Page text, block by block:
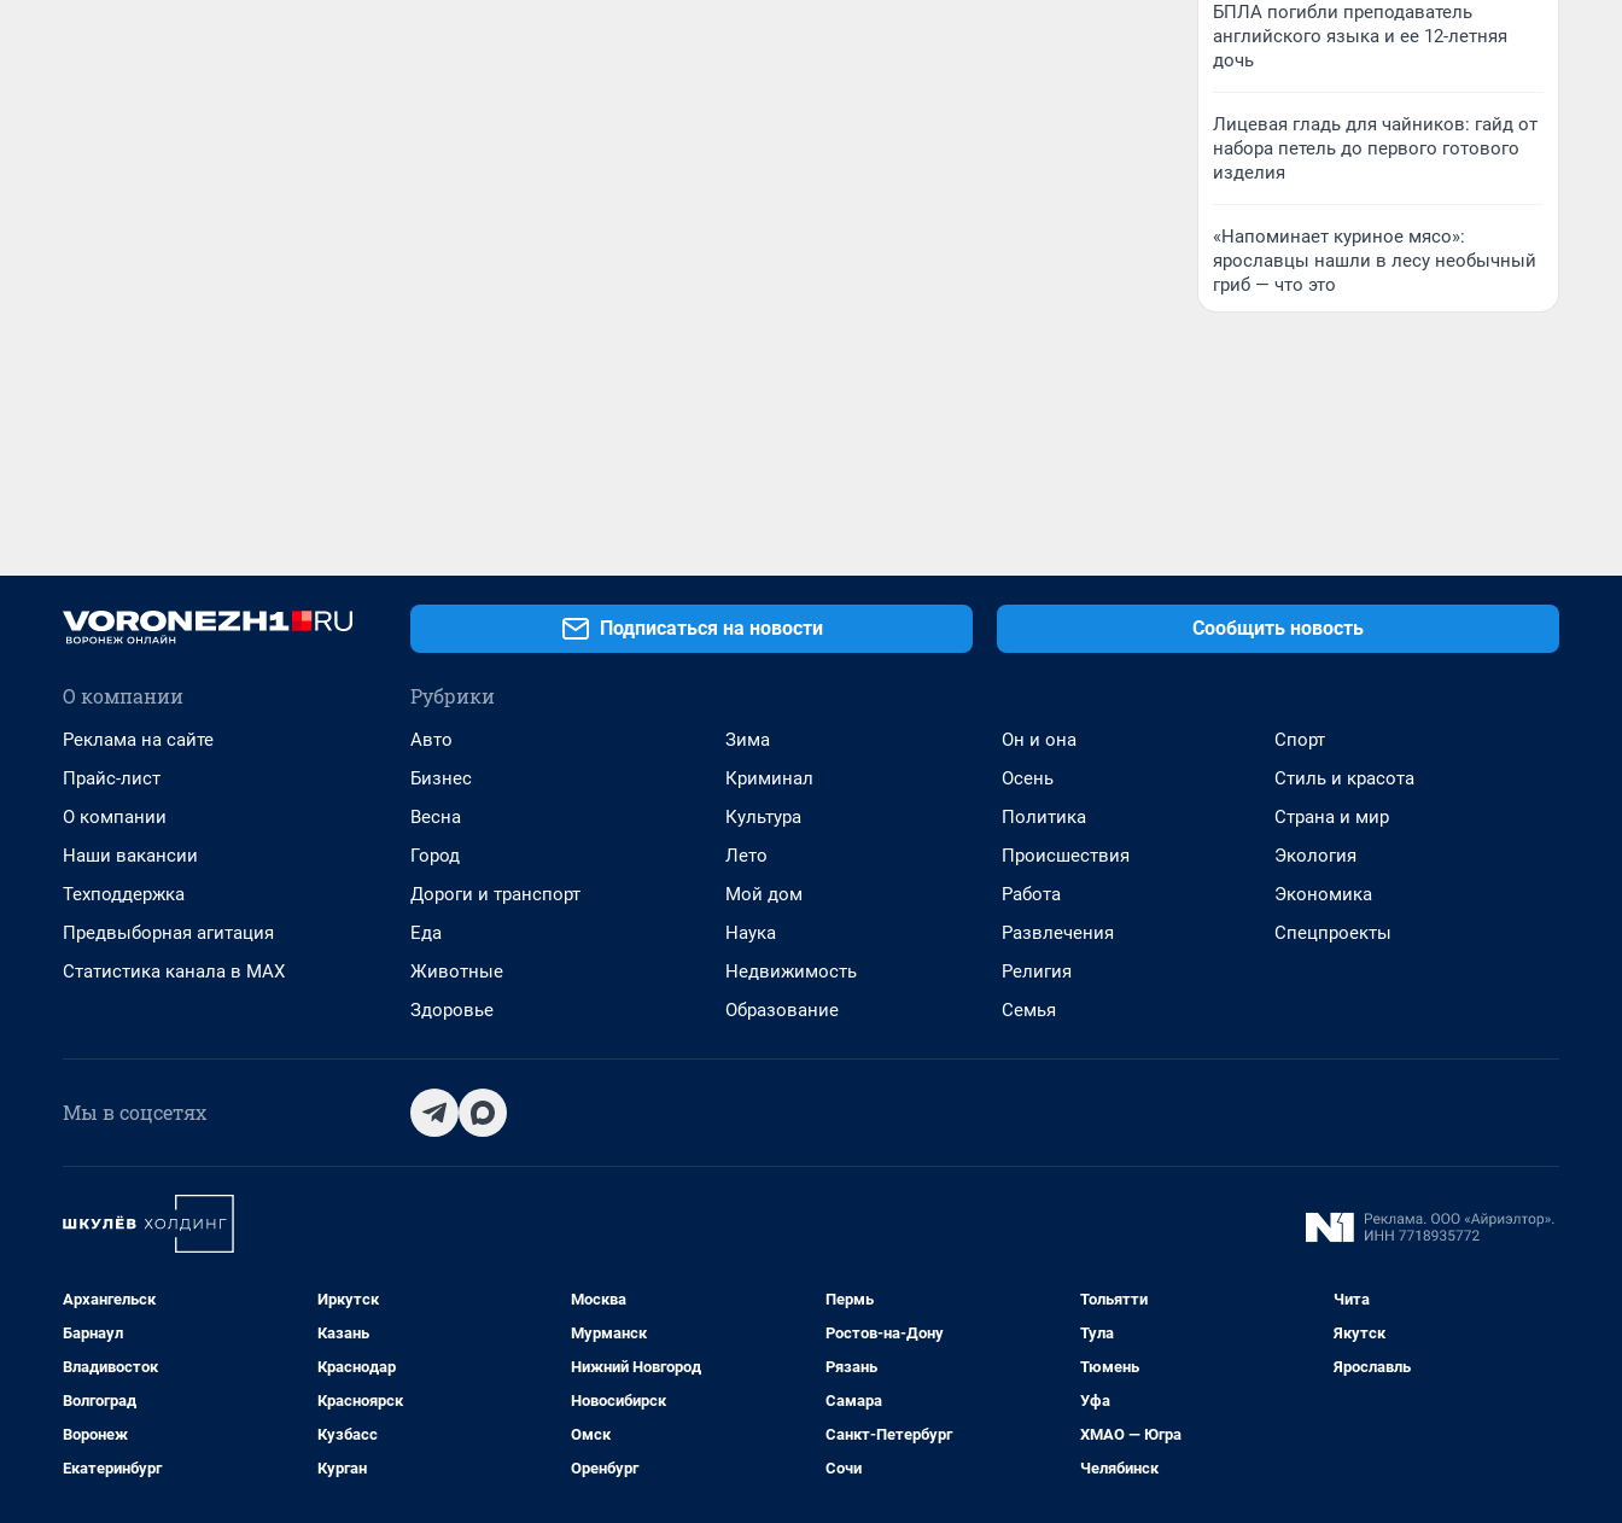
БПЛА погибли преподаватель
английского языка и ее 12-летняя
дочь
Лицевая гладь для чайников: гайд от
набора петель до первого готового
изделия
«Напоминает куриное мясо»:
ярославцы нашли в лесу необычный
гриб — что это
Подписаться на новости Сообщить новость
О компании
Реклама на сайте
Прайс-лист
О компании
Наши вакансии
Техподдержка
Предвыборная агитация
Статистика канала в MAX
Рубрики
Авто
Бизнес
Весна
Город
Дороги и транспорт
Еда
Животные
Здоровье
Зима
Криминал
Культура
Лето
Мой дом
Наука
Недвижимость
Образование
Он и она
Осень
Политика
Происшествия
Работа
Развлечения
Религия
Семья
Спорт
Стиль и красота
Страна и мир
Экология
Экономика
Спецпроекты
Мы в соцсетях
Архангельск
Барнаул
Владивосток
Волгоград
Воронеж
Екатеринбург
Иркутск
Казань
Краснодар
Красноярск
Кузбасс
Курган
Москва
Мурманск
Нижний Новгород
Новосибирск
Омск
Оренбург
Пермь
Ростов-на-Дону
Рязань
Самара
Санкт-Петербург
Сочи
Тольятти
Тула
Тюмень
Уфа
ХМАО — Югра
Челябинск
Чита
Якутск
Ярославль